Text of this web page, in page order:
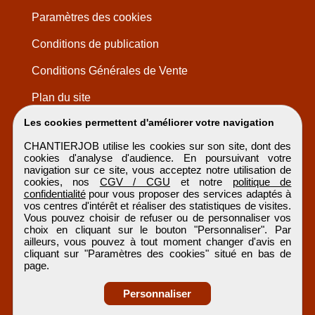
Les cookies permettent d'améliorer votre navigation
CHANTIERJOB utilise les cookies sur son site, dont des
cookies d'analyse d'audience. En poursuivant votre
navigation sur ce site, vous acceptez notre utilisation de
cookies, nos CGV / CGU et notre politique de
confidentialitépour vous proposer des services adaptés à
vos centres d'intérêt et réaliser des statistiques de visites.
Vous pouvez choisir de refuser ou de personnaliser vos
choix en cliquant sur le bouton "Personnaliser". Par
ailleurs, vous pouvez à tout moment changer d'avis en
cliquant sur "Paramètres des cookies" situé en bas de
page.
Personnaliser
Paramètres des cookies
Conditions de publication
Conditions Générales de Vente
Plan du site